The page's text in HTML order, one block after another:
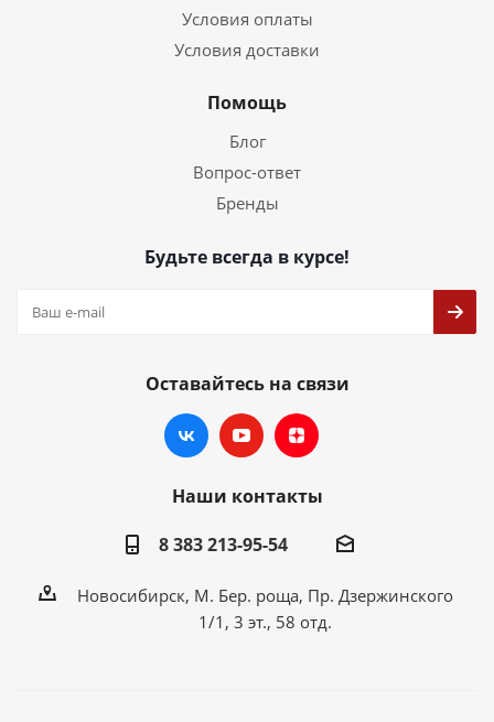
Условия оплаты
Условия доставки
Помощь
Блог
Вопрос-ответ
Бренды
Будьте всегда в курсе!
Оставайтесь на связи
Наши контакты
8 383 213-95-54
Новосибирск, М. Бер. роща, Пр. Дзержинского
1/1, 3 эт., 58 отд.